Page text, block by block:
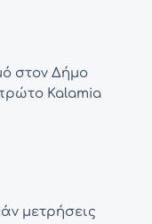
στον Δήμο
Kalamia
μετρήσεις